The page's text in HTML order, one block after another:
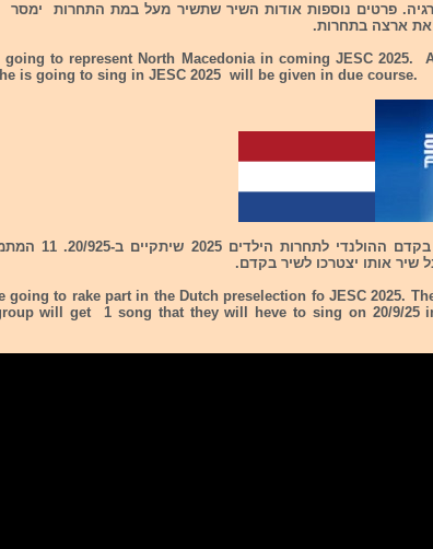
פרטים נוספות אודות השיר שתשיר מעל במת התחרות ימסר
going to represent North Macedonia in coming JESC 2025.
is going to sing in JESC 2025 will be given in due course.
שיר אותו יצטרכו לשיר בקדם.
going to rake part in the Dutch preselection fo JESC 2025.
will get 1 song that they will heve to sing on 20/9/25